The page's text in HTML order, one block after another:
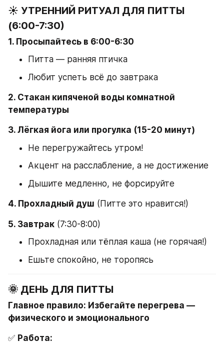
☀️ УТРЕННИЙ РИТУАЛ ДЛЯ ПИТТЫ
(6:00-7:30)
1. Просыпайтесь в 6:00-6:30
Питта — ранняя птичка
Любит успеть всё до завтрака
2. Стакан кипяченой воды комнатной
температуры
3. Лёгкая йога или прогулка (15-20 минут)
Не перегружайтесь утром!
Акцент на расслабление, а не достижение
Дышите медленно, не форсируйте
4. Прохладный душ (Питте это нравится!)
5. Завтрак (7:30-8:00)
Прохладная или тёплая каша (не горячая!)
Ешьте спокойно, не торопясь
🌞 ДЕНЬ ДЛЯ ПИТТЫ
Главное правило: Избегайте перегрева —
физического и эмоционального
✅ Работа: